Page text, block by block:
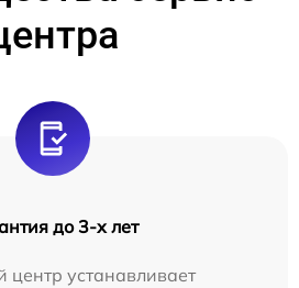
до 3-х лет
центр устанавливает